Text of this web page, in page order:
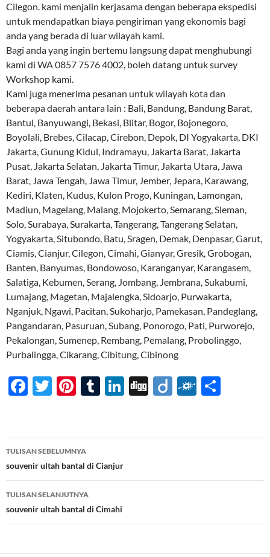
Cilegon. kami menjalin kerjasama dengan beberapa ekspedisi
untuk mendapatkan biaya pengiriman yang ekonomis bagi
anda yang berada di luar wilayah kami.
Bagi anda yang ingin bertemu langsung dapat menghubungi
kami di WA 0857 7576 4002, boleh datang untuk survey
Workshop kami.
Kami juga menerima pesanan untuk wilayah kota dan
beberapa daerah antara lain : Bali, Bandung, Bandung Barat,
Bantul, Banyuwangi, Bekasi, Blitar, Bogor, Bojonegoro,
Boyolali, Brebes, Cilacap, Cirebon, Depok, DI Yogyakarta, DKI
Jakarta, Gunung Kidul, Indramayu, Jakarta Barat, Jakarta
Pusat, Jakarta Selatan, Jakarta Timur, Jakarta Utara, Jawa
Barat, Jawa Tengah, Jawa Timur, Jember, Jepara, Karawang,
Kediri, Klaten, Kudus, Kulon Progo, Kuningan, Lamongan,
Madiun, Magelang, Malang, Mojokerto, Semarang, Sleman,
Solo, Surabaya, Surakarta, Tangerang, Tangerang Selatan,
Yogyakarta, Situbondo, Batu, Sragen, Demak, Denpasar, Garut,
Ciamis, Cianjur, Cilegon, Cimahi, Gianyar, Gresik, Grobogan,
Banten, Banyumas, Bondowoso, Karanganyar, Karangasem,
Salatiga, Kebumen, Serang, Jombang, Jembrana, Sukabumi,
Lumajang, Magetan, Majalengka, Sidoarjo, Purwakarta,
Nganjuk, Ngawi, Pacitan, Sukoharjo, Pamekasan, Pandeglang,
Pangandaran, Pasuruan, Subang, Ponorogo, Pati, Purworejo,
Pekalongan, Sumenep, Rembang, Pemalang, Probolinggo,
Purbalingga, Cikarang, Cibitung, Cibinong
F
b
o
o
k
T
er
Pi
es
t
T
bl
r
Li
e
n
Di Di F
d e
Navigasi
Tulisan
TULISAN SEBELUMNYA
souvenir ultah bantal di Cianjur
TULISAN SELANJUTNYA
souvenir ultah bantal di Cimahi